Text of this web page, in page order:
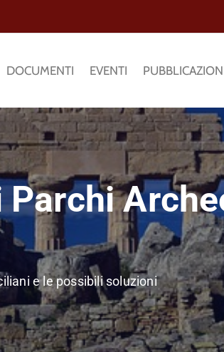
DOCUMENTI EVENTI
e le possibili soluzioni